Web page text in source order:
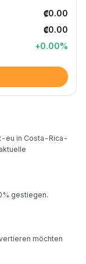
₡0.00
₡0.00
+0.00%
eu in Costa-Rica-
gestiegen.
möchten